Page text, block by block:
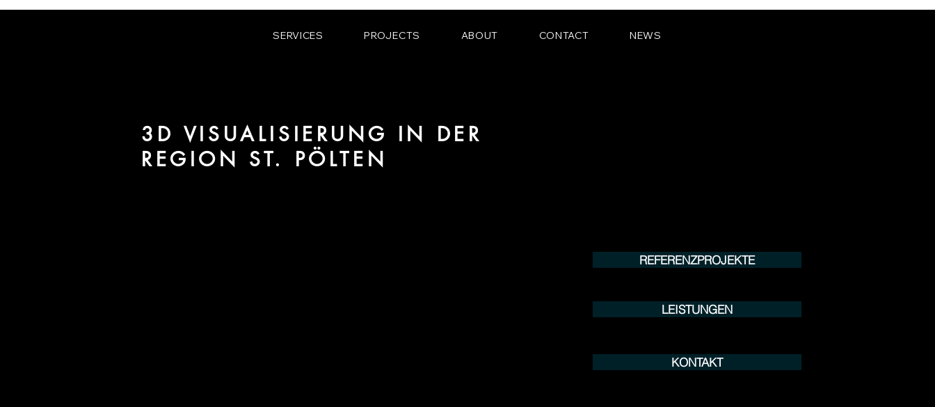
SERVICES PROJECTS ABOUT CONTACT NEWS
3D VISUALISIERUNG IN DER
REGION ST. PÖLTEN
KONTAKT
LEISTUNGEN
REFERENZPROJEKTE